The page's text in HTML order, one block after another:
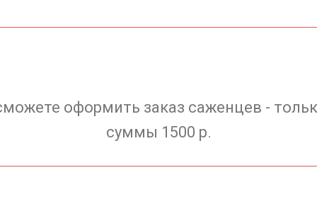
оформить заказ саженцев -
суммы 1500 р.